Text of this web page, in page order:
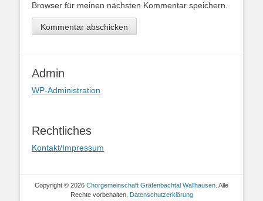
Browser für meinen nächsten Kommentar speichern.
Admin
WP-Administration
Rechtliches
Kontakt/Impressum
Copyright © 2026 Chorgemeinschaft Gräfenbachtal Wallhausen . Alle
Rechte vorbehalten. Datenschutzerklärung